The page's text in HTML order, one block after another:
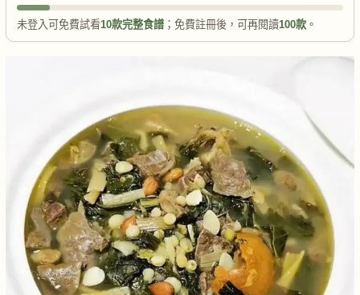
未登入可免費試看10款完整食譜 ；免費註冊後，可再閱讀100款 。